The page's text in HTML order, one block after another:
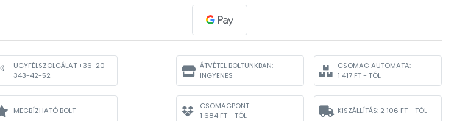
ÜGYFÉLSZOLGÁLAT +36-20-
343-42-52
MEGBÍZHATÓ BOLT
ÁTVÉTEL BOLTUNKBAN:
INGYENES
CSOMAG AUTOMATA:
1 417 FT - TÓL
CSOMAGPONT:
1 684 FT - TÓL
KISZÁLLÍTÁS: 2 106 FT - TÓL